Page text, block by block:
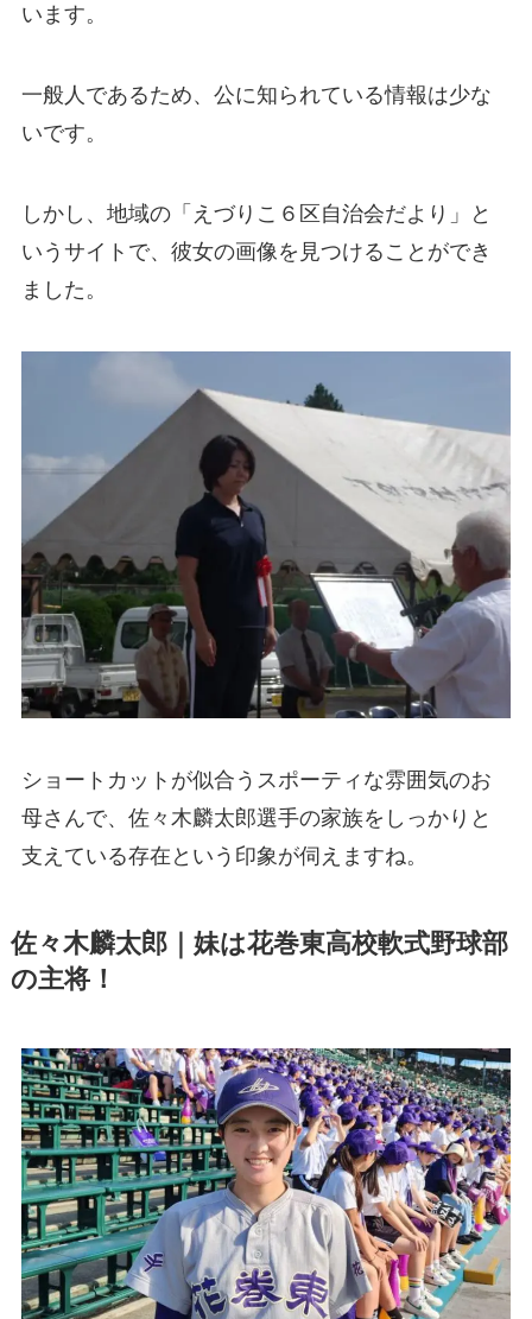
います。
一般人であるため、公に知られている情報は少な
いです。
しかし、地域の「えづりこ６区自治会だより」と
いうサイトで、彼女の画像を見つけることができ
ました。
ショートカットが似合うスポーティな雰囲気のお
母さんで、佐々木麟太郎選手の家族をしっかりと
支えている存在という印象が伺えますね。
佐々木麟太郎｜妹は花巻東高校軟式野球部
の主将！